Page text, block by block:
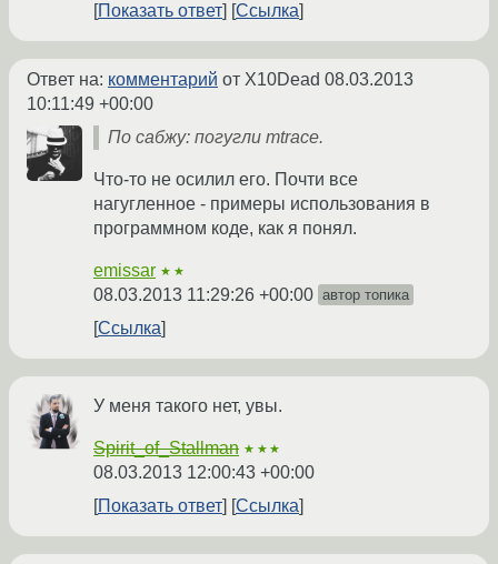
Показать ответ
Ссылка
Ответ на: комментарий от X10Dead 08.03.2013
10:11:49 +00:00
По сабжу: погугли mtrace.
Что-то не осилил его. Почти все
нагугленное - примеры использования в
программном коде, как я понял.
emissar ★★
08.03.2013 11:29:26 +00:00 автор топика
Ссылка
У меня такого нет, увы.
Spirit_of_Stallman ★★★
08.03.2013 12:00:43 +00:00
Показать ответ
Ссылка